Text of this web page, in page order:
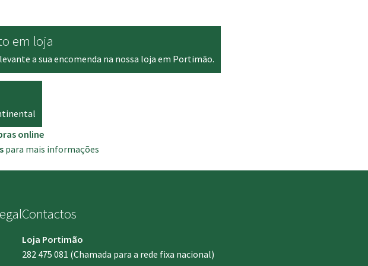
em loja
a sua encomenda na nossa loja em Portimão.
online
para mais informações
Contactos
Loja Portimão
282 475 081 (Chamada para a rede fixa nacional)